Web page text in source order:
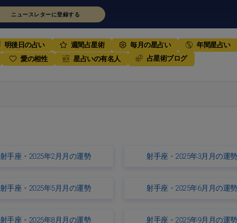
ニュースレターに登録する
明後日の占い 週間占星術 毎月の星占い
年間星占い
愛の相性 星占いの有名人 占星術ブログ
射手座・2025年2月月の運勢 射手座・2025年3月月の運勢
射手座・2025年5月月の運勢 射手座・2025年6月月の運勢
射手座・2025年8月月の運勢 射手座・2025年9月月の運勢